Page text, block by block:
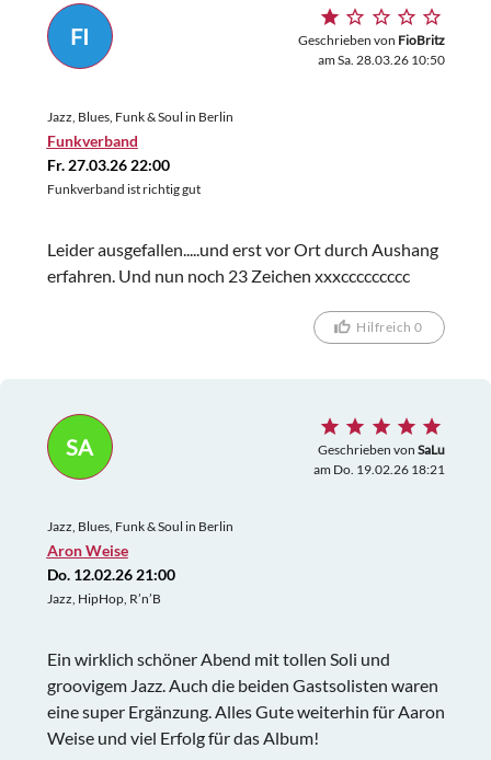
FI Geschrieben von FioBritz
am Sa. 28.03.26 10:50
Jazz, Blues, Funk & Soul in Berlin
Funkverband
Fr. 27.03.26 22:00
Funkverband ist richtig gut
Leider ausgefallen.....und erst vor Ort durch Aushang
erfahren. Und nun noch 23 Zeichen xxxccccccccc
Hilfreich 0
SA Geschrieben von SaLu
am Do. 19.02.26 18:21
Jazz, Blues, Funk & Soul in Berlin
Aron Weise
Do. 12.02.26 21:00
Jazz, HipHop, R’n’B
Ein wirklich schöner Abend mit tollen Soli und
groovigem Jazz. Auch die beiden Gastsolisten waren
eine super Ergänzung. Alles Gute weiterhin für Aaron
Weise und viel Erfolg für das Album!